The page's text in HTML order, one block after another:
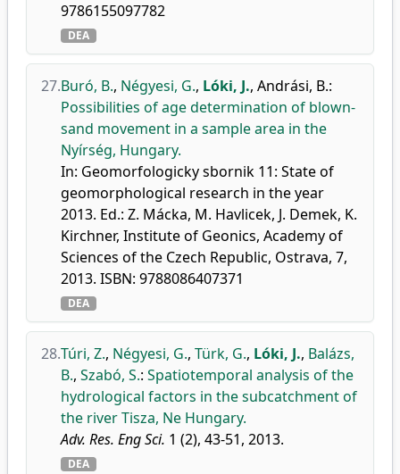
9786155097782
DEA
27.Buró, B., Négyesi, G., Lóki, J., Andrási, B.:
Possibilities of age determination of blown-
sand movement in a sample area in the
Nyírség, Hungary.
In: Geomorfologicky sbornik 11: State of
geomorphological research in the year
2013. Ed.: Z. Mácka, M. Havlicek, J. Demek, K.
Kirchner, Institute of Geonics, Academy of
Sciences of the Czech Republic, Ostrava, 7,
2013. ISBN: 9788086407371
DEA
28.Túri, Z., Négyesi, G., Türk, G., Lóki, J., Balázs,
B., Szabó, S.: Spatiotemporal analysis of the
hydrological factors in the subcatchment of
the river Tisza, Ne Hungary.
Adv. Res. Eng Sci. 1 (2), 43-51, 2013.
DEA